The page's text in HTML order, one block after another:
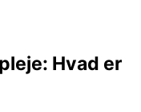
Hvad er